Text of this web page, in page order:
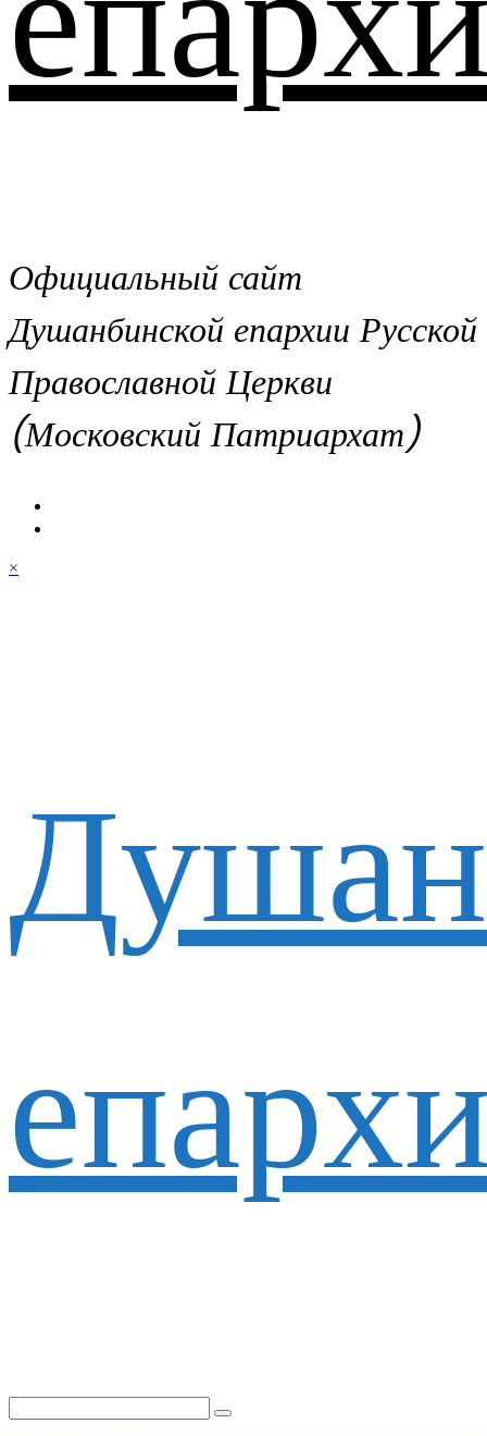
Официальный сайт
Душанбинской епархии Русской
Православной Церкви
(Московский Патриархат)
×